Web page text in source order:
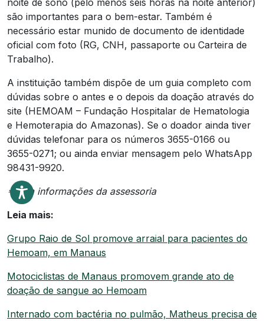
noite de sono (pelo menos seis horas na noite anterior)
são importantes para o bem-estar. Também é
necessário estar munido de documento de identidade
oficial com foto (RG, CNH, passaporte ou Carteira de
Trabalho).
A instituição também dispõe de um guia completo com
dúvidas sobre o antes e o depois da doação através do
site (HEMOAM – Fundação Hospitalar de Hematologia
e Hemoterapia do Amazonas). Se o doador ainda tiver
dúvidas telefonar para os números 3655-0166 ou
3655-0271; ou ainda enviar mensagem pelo WhatsApp
98431-9920.
*Com informações da assessoria
Leia mais:
Grupo Raio de Sol promove arraial para pacientes do
Hemoam, em Manaus
Motociclistas de Manaus promovem grande ato de
doação de sangue ao Hemoam
Internado com bactéria no pulmão, Matheus precisa de